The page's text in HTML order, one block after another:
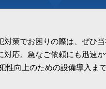
策でお困りの際は、ぜひ
応。急なご依頼にも迅速
性向上のための設備導入ま